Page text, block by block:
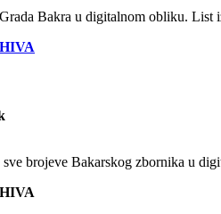
Bakra u digitalnom obliku. List
brojeve Bakarskog zbornika u